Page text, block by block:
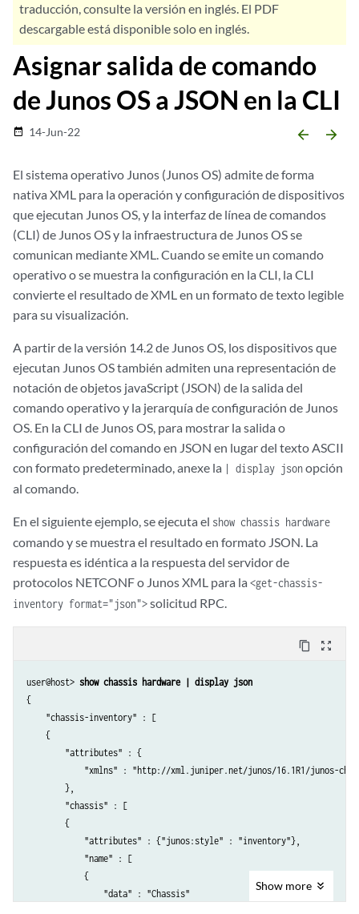
traducción, consulte la versión en inglés. El PDF
descargable está disponible solo en inglés.
Asignar salida de comando
de Junos OS a JSON en la CLI
date_range 14-Jun-22 arrow_backward arrow_forward
El sistema operativo Junos (Junos OS) admite de forma
nativa XML para la operación y configuración de dispositivos
que ejecutan Junos OS, y la interfaz de línea de comandos
(CLI) de Junos OS y la infraestructura de Junos OS se
comunican mediante XML. Cuando se emite un comando
operativo o se muestra la configuración en la CLI, la CLI
convierte el resultado de XML en un formato de texto legible
para su visualización.
A partir de la versión 14.2 de Junos OS, los dispositivos que
ejecutan Junos OS también admiten una representación de
notación de objetos javaScript (JSON) de la salida del
comando operativo y la jerarquía de configuración de Junos
OS. En la CLI de Junos OS, para mostrar la salida o
configuración del comando en JSON en lugar del texto ASCII
con formato predeterminado, anexe la | display jsonopción
al comando.
En el siguiente ejemplo, se ejecuta el show chassis hardware
comando y se muestra el resultado en formato JSON. La
respuesta es idéntica a la respuesta del servidor de
protocolos NETCONF o Junos XML para la <get-chassis-
inventory format="json">solicitud RPC.
content_copy zoom_out_map
user@host> show chassis hardware | display json
{
    "chassis-inventory" : [
    {
        "attributes" : {
"xmlns" : "http://xml.juniper.net/junos/16.1R1/junos-
        },
        "chassis" : [
        {
            "attributes" : {"junos:style" : "inventory"},
            "name" : [
            {
                "data" : "Chassis"
Show more